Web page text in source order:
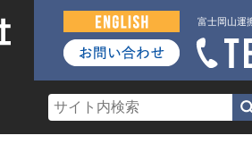
富士岡山運